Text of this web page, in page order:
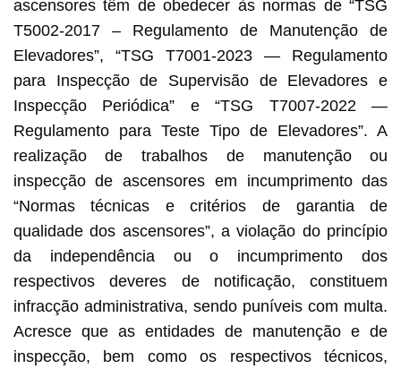
ascensores têm de obedecer às normas de “TSG
T5002-2017 – Regulamento de Manutenção de
Elevadores”, “TSG T7001-2023 — Regulamento
para Inspecção de Supervisão de Elevadores e
Inspecção Periódica” e “TSG T7007-2022 —
Regulamento para Teste Tipo de Elevadores”. A
realização de trabalhos de manutenção ou
inspecção de ascensores em incumprimento das
“Normas técnicas e critérios de garantia de
qualidade dos ascensores”, a violação do princípio
da independência ou o incumprimento dos
respectivos deveres de notificação, constituem
infracção administrativa, sendo puníveis com multa.
Acresce que as entidades de manutenção e de
inspecção, bem como os respectivos técnicos,